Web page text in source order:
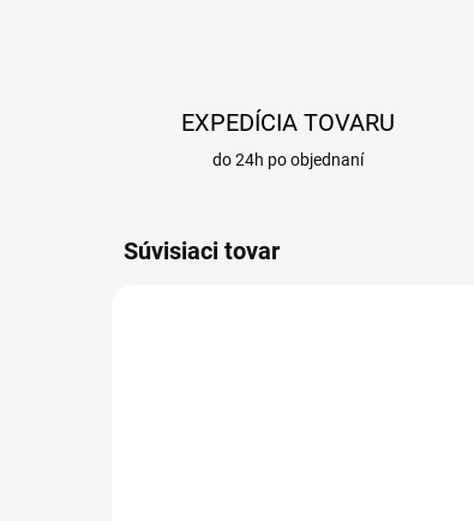
EXPEDÍCIA TOVARU
do 24h po objednaní
Súvisiaci tovar